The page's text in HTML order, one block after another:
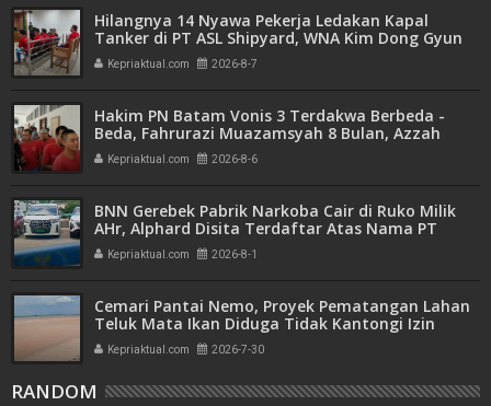
Hilangnya 14 Nyawa Pekerja Ledakan Kapal
Tanker di PT ASL Shipyard, WNA Kim Dong Gyun
Hanya Dituntut 1 Tahun 6 Bulan
Kepriaktual.com 2026-8-7
Hakim PN Batam Vonis 3 Terdakwa Berbeda -
Beda, Fahrurazi Muazamsyah 8 Bulan, Azzah
Azzurah dan Risma Divonis 2 Tahun 6 Bulan
Kepriaktual.com 2026-8-6
BNN Gerebek Pabrik Narkoba Cair di Ruko Milik
AHr, Alphard Disita Terdaftar Atas Nama PT
Mitra Usaha Properti
Kepriaktual.com 2026-8-1
Cemari Pantai Nemo, Proyek Pematangan Lahan
Teluk Mata Ikan Diduga Tidak Kantongi Izin
Amdal
Kepriaktual.com 2026-7-30
RANDOM